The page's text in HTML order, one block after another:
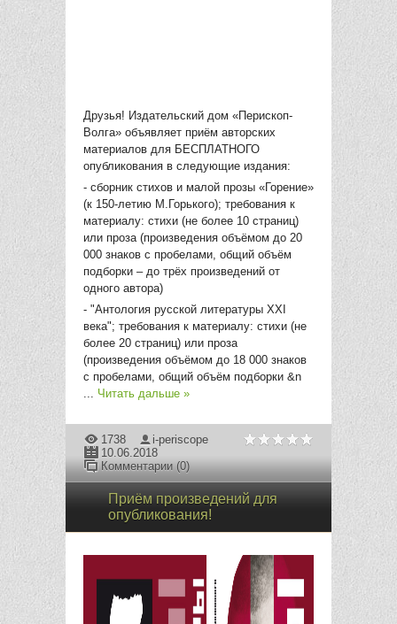
Друзья! Издательский дом «Перископ-
Волга» объявляет приём авторских
материалов для БЕСПЛАТНОГО
опубликования в следующие издания:
- сборник стихов и малой прозы «Горение»
(к 150-летию М.Горького); требования к
материалу: стихи (не более 10 страниц)
или проза (произведения объёмом до 20
000 знаков с пробелами, общий объём
подборки – до трёх произведений от
одного автора)
- "Антология русской литературы XXI
века"; требования к материалу: стихи (не
более 20 страниц) или проза
(произведения объёмом до 18 000 знаков
с пробелами, общий объём подборки &n
... Читать дальше »
1738
i-periscope
10.06.2018
Комментарии (0)
Приём произведений для
опубликования!